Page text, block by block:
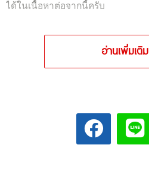
ได้ในเนื้อหาต่อจากนี้ครับ
อ่านเพิ่มเติม